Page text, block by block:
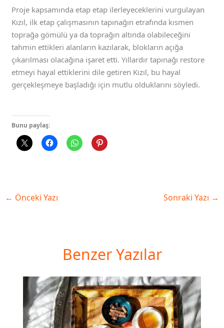
Proje kapsamında etap etap ilerleyeceklerini vurgulayan
Kızıl, ilk etap çalışmasının tapınağın etrafında kısmen
toprağa gömülü ya da toprağın altında olabileceğini
tahmin ettikleri alanların kazılarak, blokların açığa
çıkarılması olacağına işaret etti. Yıllardır tapınağı restore
etmeyi hayal ettiklerini dile getiren Kızıl, bu hayal
gerçekleşmeye başladığı için mutlu olduklarını söyledi.
Bunu paylaş:
← Önceki Yazı Sonraki Yazı →
Benzer Yazılar